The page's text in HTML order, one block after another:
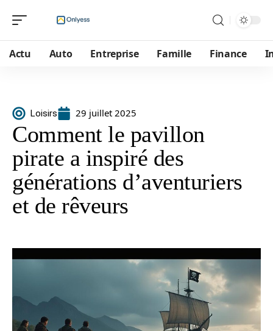
Actu Auto Entreprise Famille Finance
Loisirs 29 juillet 2025
Comment le pavillon
pirate a inspiré des
générations d’aventuriers
et de rêveurs